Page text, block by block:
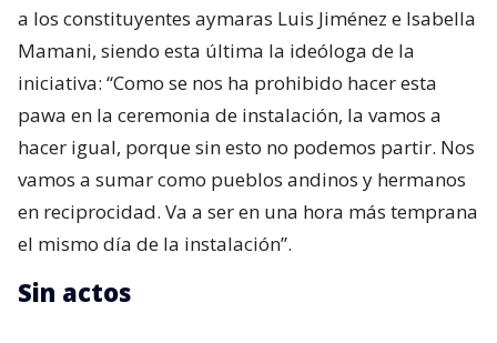
a los constituyentes aymaras Luis Jiménez e Isabella
Mamani, siendo esta última la ideóloga de la
iniciativa: “Como se nos ha prohibido hacer esta
pawa en la ceremonia de instalación, la vamos a
hacer igual, porque sin esto no podemos partir. Nos
vamos a sumar como pueblos andinos y hermanos
en reciprocidad. Va a ser en una hora más temprana
el mismo día de la instalación”.
Sin actos